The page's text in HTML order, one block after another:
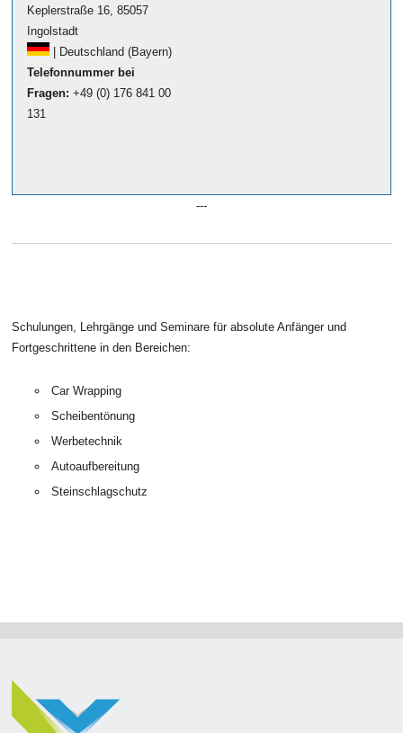
Keplerstraße 16, 85057
Ingolstadt
| Deutschland (Bayern)
Telefonnummer bei
Fragen: +49 (0) 176 841 00
131
---
Schulungen, Lehrgänge und Seminare für absolute Anfänger und
Fortgeschrittene in den Bereichen:
Car Wrapping
Scheibentönung
Werbetechnik
Autoaufbereitung
Steinschlagschutz